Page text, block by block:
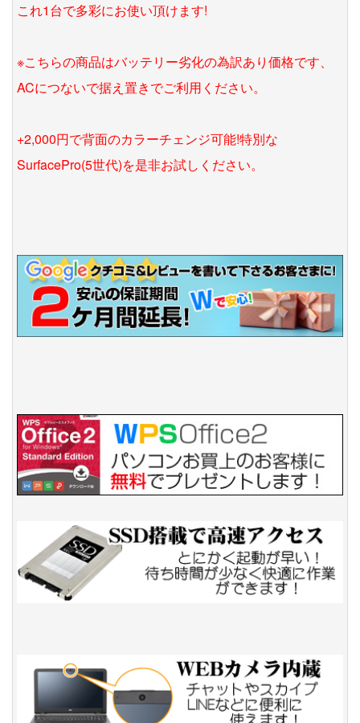
これ1台で多彩にお使い頂けます!
※こちらの商品はバッテリー劣化の為訳あり価格です、
ACにつないで据え置きでご利用ください。
+2,000円で背面のカラーチェンジ可能!特別な
SurfacePro(5世代)を是非お試しください。